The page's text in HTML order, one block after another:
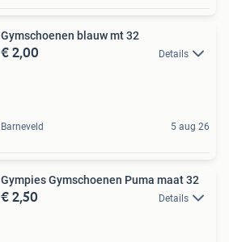
Gymschoenen blauw mt 32
€ 2,00 Details
Barneveld 5 aug 26
Gympies Gymschoenen Puma maat 32
€ 2,50 Details